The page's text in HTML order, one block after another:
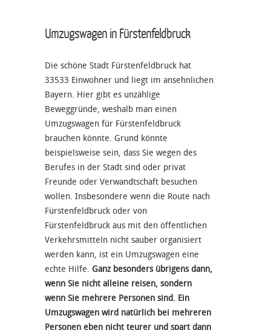
Umzugswagen in Fürstenfeldbruck
Die schöne Stadt Fürstenfeldbruck hat
33533 Einwohner und liegt im ansehnlichen
Bayern. Hier gibt es unzählige
Beweggründe, weshalb man einen
Umzugswagen für Fürstenfeldbruck
brauchen könnte. Grund könnte
beispielsweise sein, dass Sie wegen des
Berufes in der Stadt sind oder privat
Freunde oder Verwandtschaft besuchen
wollen. Insbesondere wenn die Route nach
Fürstenfeldbruck oder von
Fürstenfeldbruck aus mit den öffentlichen
Verkehrsmitteln nicht sauber organisiert
werden kann, ist ein Umzugswagen eine
echte Hilfe. Ganz besonders übrigens dann,
wenn Sie nicht alleine reisen, sondern
wenn Sie mehrere Personen sind. Ein
Umzugswagen wird natürlich bei mehreren
Personen eben nicht teurer und spart dann